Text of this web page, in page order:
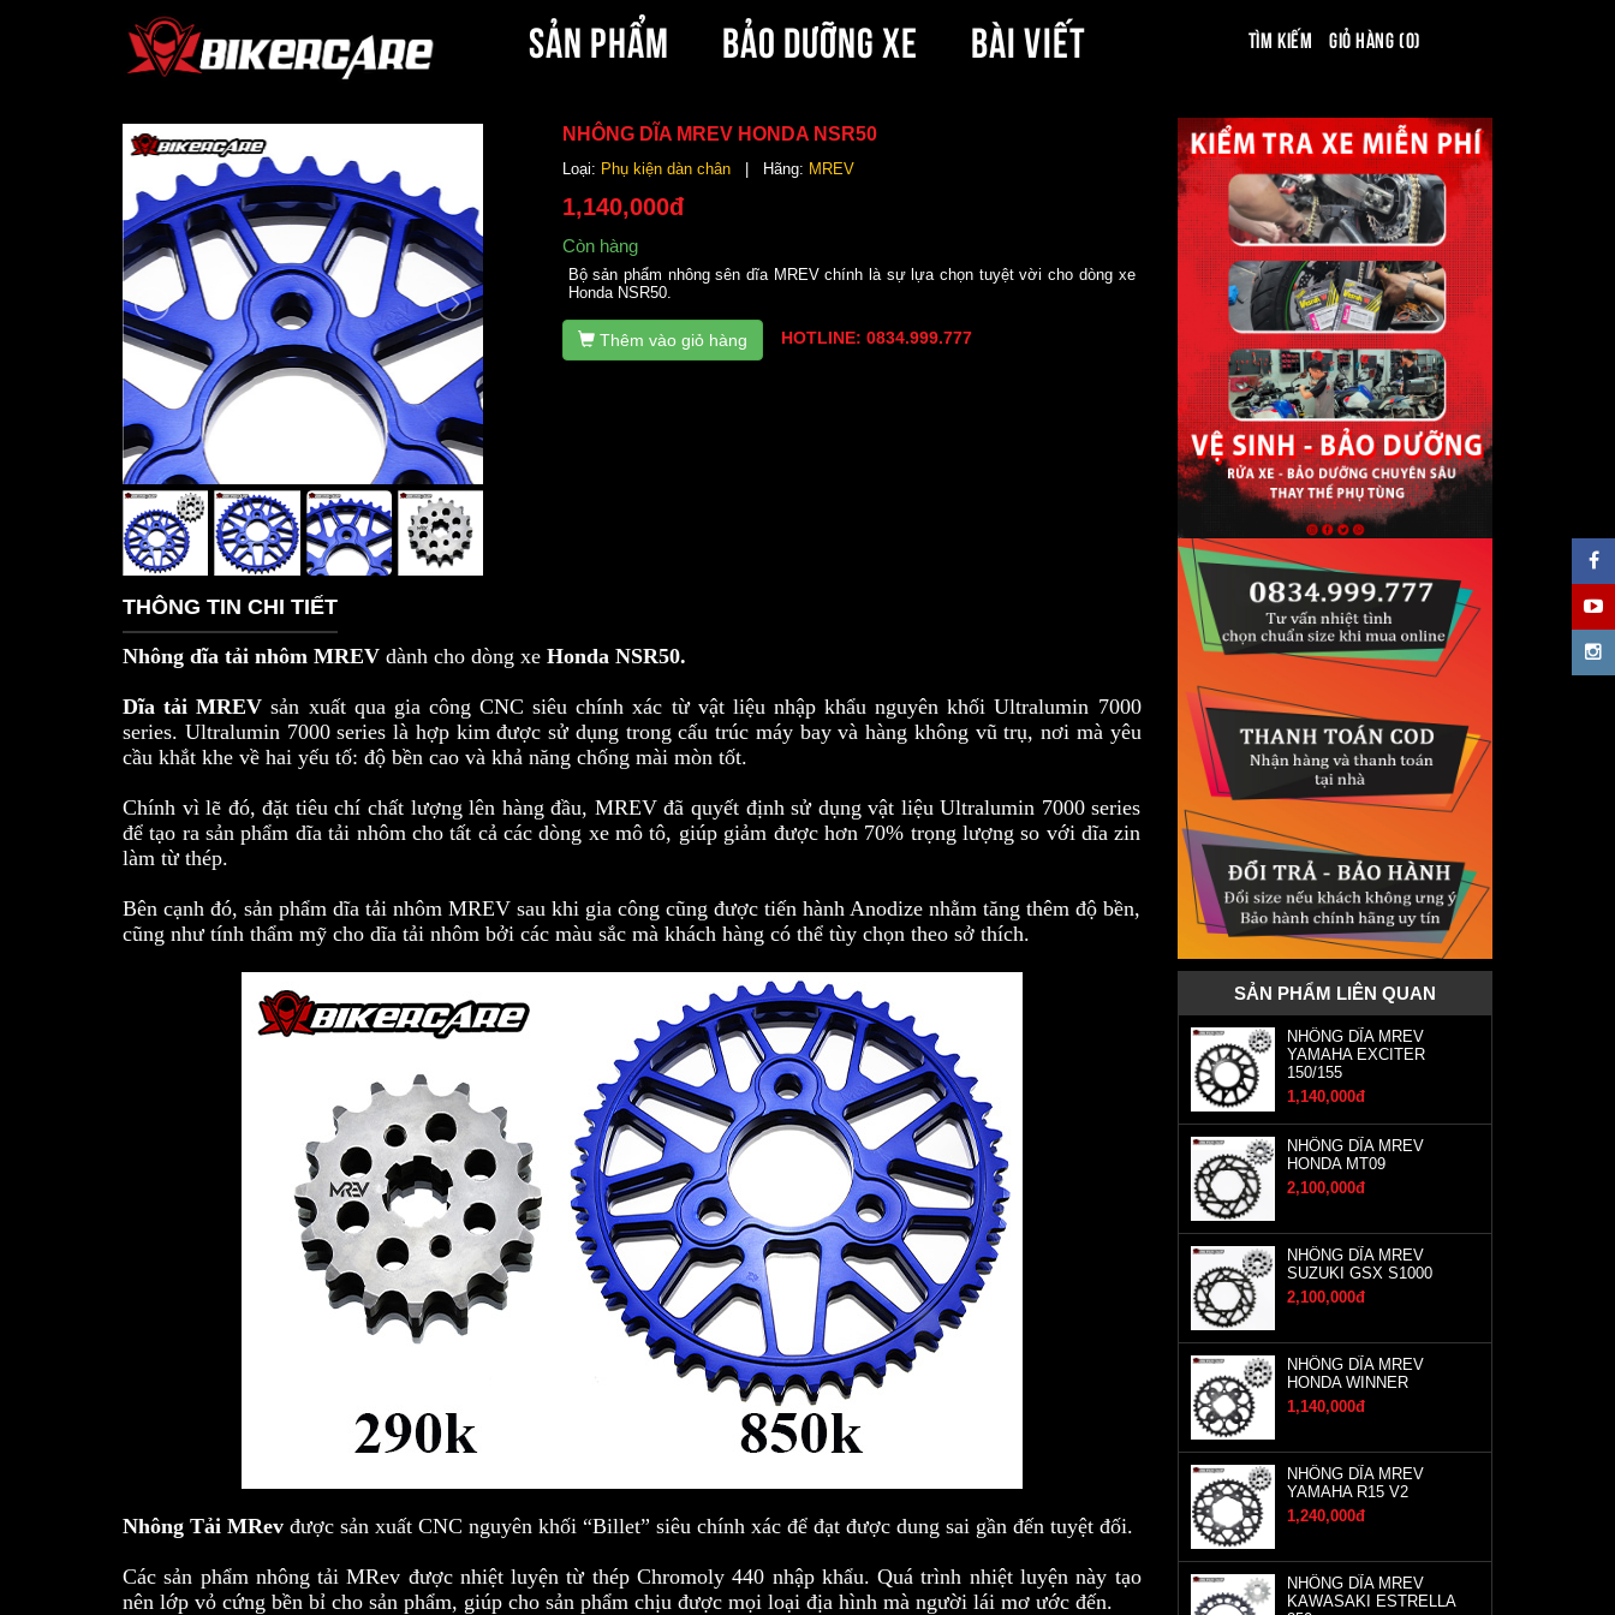
SẢN PHẨM BẢO DƯỠNG XE BÀI VIẾT Tìm kiếm Giỏ hàng (0)
NHÔNG DĨA MREV HONDA NSR50
Loại: Phụ kiện dàn chân| Hãng: MREV
1,140,000đ
Còn hàng
Bộ sản phẩm nhông sên dĩa MREV chính là sự lựa chọn tuyệt vời cho dòng xe
Honda NSR50.
Thêm vào giỏ hàng HOTLINE: 0834.999.777
THÔNG TIN CHI TIẾT
Nhông dĩa tải nhôm MREV dành cho dòng xe Honda NSR50.
Dĩa tải MREV sản xuất qua gia công CNC siêu chính xác từ vật liệu nhập khẩu nguyên khối Ultralumin 7000
series. Ultralumin 7000 series là hợp kim được sử dụng trong cấu trúc máy bay và hàng không vũ trụ, nơi mà yêu
cầu khắt khe về hai yếu tố: độ bền cao và khả năng chống mài mòn tốt.
Chính vì lẽ đó, đặt tiêu chí chất lượng lên hàng đầu, MREV đã quyết định sử dụng vật liệu Ultralumin 7000 series
để tạo ra sản phẩm dĩa tải nhôm cho tất cả các dòng xe mô tô, giúp giảm được hơn 70% trọng lượng so với dĩa zin
làm từ thép.
Bên cạnh đó, sản phẩm dĩa tải nhôm MREV sau khi gia công cũng được tiến hành Anodize nhằm tăng thêm độ bền,
cũng như tính thẩm mỹ cho dĩa tải nhôm bởi các màu sắc mà khách hàng có thể tùy chọn theo sở thích.
Nhông Tải MRev được sản xuất CNC nguyên khối “Billet” siêu chính xác để đạt được dung sai gần đến tuyệt đối.
Các sản phẩm nhông tải MRev được nhiệt luyện từ thép Chromoly 440 nhập khẩu. Quá trình nhiệt luyện này tạo
nên lớp vỏ cứng bền bỉ cho sản phẩm, giúp cho sản phẩm chịu được mọi loại địa hình mà người lái mơ ước đến.
SẢN PHẨM LIÊN QUAN
NHÔNG DĨA MREV
YAMAHA EXCITER
150/155
1,140,000đ
NHÔNG DĨA MREV
HONDA MT09
2,100,000đ
NHÔNG DĨA MREV
SUZUKI GSX S1000
2,100,000đ
NHÔNG DĨA MREV
HONDA WINNER
1,140,000đ
NHÔNG DĨA MREV
YAMAHA R15 V2
1,240,000đ
NHÔNG DĨA MREV
KAWASAKI ESTRELLA